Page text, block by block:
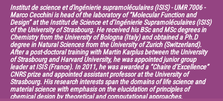
horloge biologique journalière pour mesurer le temps saisonnier…
entre les êtres humains et le monde qui les entoure ? En partant de cette
hypothèse, il s’agira d’appréhender
ces instances où le souffle, se fait rythme et participe voire détermine la
dynamique des échanges.
Parmi celles-ci, la narration dansée (haka), la récitation des généalogies
(whakapapa) et le tissage (whātu)
sont autant de moments où les rythmes contribuent à l’organisation de
ce monde. En donnant de son souffle,
une part de soi à travers ses gestes, et parfois sa voix, son intonation
et son émotion, le danseur, l’orateur et la
Institut de science et d'ingénierie supramoléculaires (ISIS) - UMR 7006 -
Marco Cecchini is head of the laboratory of “Molecular Function and
Design” at the Institut de Science et d’Ingénierie Supramoléculaires (ISIS)
of the University of Strasbourg. He received his BSc and MSc degrees in
Chemistry from the University of Bologna (Italy) and obtained a Ph.D
degree in Natural Sciences from the University of Zurich (Switzerland).
After a post-doctoral training with Martin Karplus between the University
of Strasbourg and Harvard University, he was appointed junior group
leader at ISIS (France). In 2011, he was awarded a “Chaire d’Excellence”
CNRS prize and appointed assistant professor at the University of
Strasbourg. His research interests span the domains of life science and
material science with emphasis on the elucidation of principles of
chemical design by theoretical and computational approaches.